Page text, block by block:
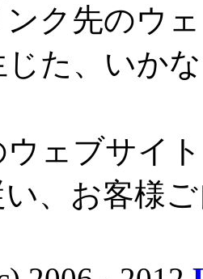
ク先のウ
じた、いか
ウェブサイ
、お客様